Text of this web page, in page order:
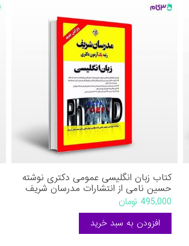
کتاب زبان انگلیسی عمومی دکتری نوشته
حسین نامی از انتشارات مدرسان شریف
495,000 تومان